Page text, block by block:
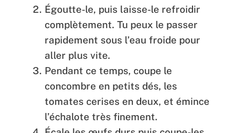
Égoutte-le, puis laisse-le refroidir
complètement. Tu peux le passer
rapidement sous l’eau froide pour
aller plus vite.
Pendant ce temps, coupe le
concombre en petits dés, les
tomates cerises en deux, et émince
l’échalote très finement.